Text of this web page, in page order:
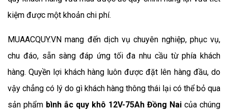
kiệm được một khoản chi phí.
MUAACQUY.VN mang đến dịch vụ chuyên nghiệp, phục vụ,
chu đáo, sẵn sàng đáp ứng tối đa nhu cầu từ phía khách
hàng. Quyền lợi khách hàng luôn được đặt lên hàng đầu, do
vậy chẳng có lý do gì khách hàng thông thái lại có thể bỏ qua
sản phẩm bình ắc quy khô 12V-75Ah Đồng Nai của chúng